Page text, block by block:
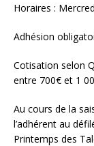
Horaires :
Adhésion
Cotisation selon
entre 700€ et 1
Au cours de la
l’adhérent au
Printemps des